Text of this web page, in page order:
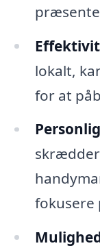
lokalt,
for at
fokusere